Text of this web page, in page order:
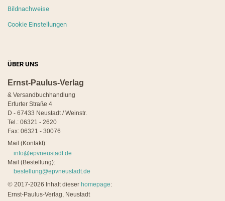
Bildnachweise
Cookie Einstellungen
ÜBER UNS
Ernst-Paulus-Verlag
& Versandbuchhandlung
Erfurter Straße 4
D - 67433 Neustadt / Weinstr.
Tel.: 06321 - 2620
Fax: 06321 - 30076
Mail (Kontakt):
info@epvneustadt.de
Mail (Bestellung):
bestellung@epvneustadt.de
© 2017-2026 Inhalt dieser homepage:
Ernst-Paulus-Verlag, Neustadt